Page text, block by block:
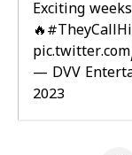
Exciting
🔥
— DVV
2023